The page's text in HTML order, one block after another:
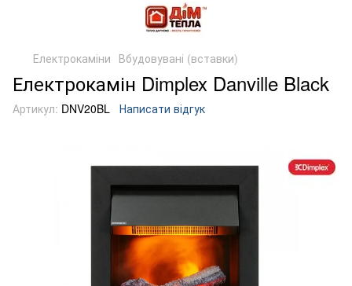
Електрокаміни Вбудовувані (вставки)
Електрокамін Dimplex Danville Black
Артикул: DNV20BL Написати відгук